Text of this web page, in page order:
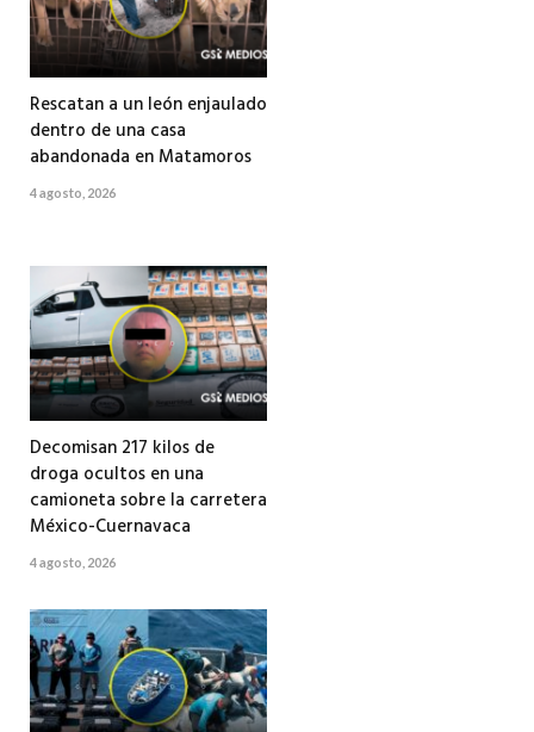
Rescatan a un león enjaulado
dentro de una casa
abandonada en Matamoros
4 agosto, 2026
Decomisan 217 kilos de
droga ocultos en una
camioneta sobre la carretera
México-Cuernavaca
4 agosto, 2026